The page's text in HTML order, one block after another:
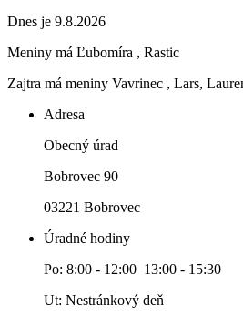
Dnes je 9.8.2026
Meniny má Ľubomíra , Rastic
Zajtra má meniny Vavrinec , Lars,
Adresa
Obecný úrad
Bobrovec 90
03221 Bobrovec
Úradné hodiny
Po: 8:00 - 12:00 13:00 - 15:30
Ut: Nestránkový deň